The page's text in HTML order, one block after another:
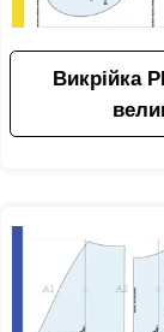
Викрійка